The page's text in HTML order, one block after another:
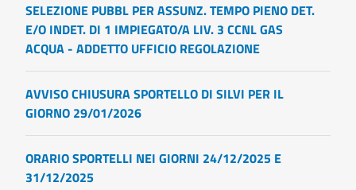
SELEZIONE PUBBL PER ASSUNZ. TEMPO PIENO DET.
E/O INDET. DI 1 IMPIEGATO/A LIV. 3 CCNL GAS
ACQUA - ADDETTO UFFICIO REGOLAZIONE
AVVISO CHIUSURA SPORTELLO DI SILVI PER IL
GIORNO 29/01/2026
ORARIO SPORTELLI NEI GIORNI 24/12/2025 E
31/12/2025